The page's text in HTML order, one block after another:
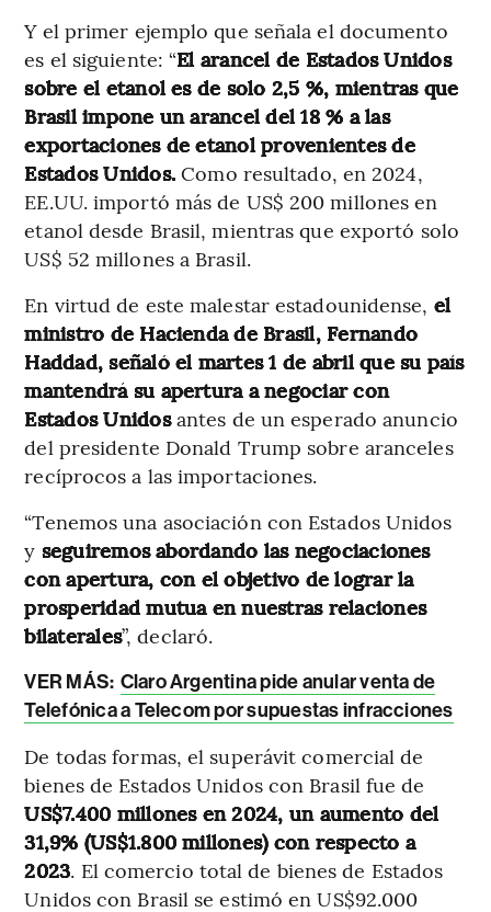
Y el primer ejemplo que señala el documento
es el siguiente: “El arancel de Estados Unidos
sobre el etanol es de solo 2,5 %, mientras que
Brasil impone un arancel del 18 % a las
exportaciones de etanol provenientes de
Estados Unidos.Como resultado, en 2024,
EE.UU. importó más de US$ 200 millones en
etanol desde Brasil, mientras que exportó solo
US$ 52 millones a Brasil.
En virtud de este malestar estadounidense, el
ministro de Hacienda de Brasil, Fernando
Haddad, señaló el martes 1 de abril que su país
mantendrá su apertura a negociar con
Estados Unidosantes de un esperado anuncio
del presidente Donald Trump sobre aranceles
recíprocos a las importaciones.
“Tenemos una asociación con Estados Unidos
y seguiremos abordando las negociaciones
con apertura, con el objetivo de lograr la
prosperidad mutua en nuestras relaciones
bilaterales”, declaró.
VER MÁS: Claro Argentina pide anular venta de
Telefónica a Telecom por supuestas infracciones
De todas formas, el superávit comercial de
bienes de Estados Unidos con Brasil fue de
US$7.400 millones en 2024, un aumento del
31,9% (US$1.800 millones) con respecto a
2023. El comercio total de bienes de Estados
Unidos con Brasil se estimó en US$92.000